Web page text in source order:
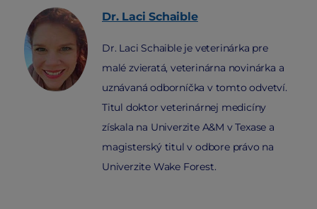
Dr. Laci Schaible
Dr. Laci Schaible je veterinárka pre
malé zvieratá, veterinárna novinárka a
uznávaná odborníčka v tomto odvetví.
Titul doktor veterinárnej medicíny
získala na Univerzite A&M v Texase a
magisterský titul v odbore právo na
Univerzite Wake Forest.